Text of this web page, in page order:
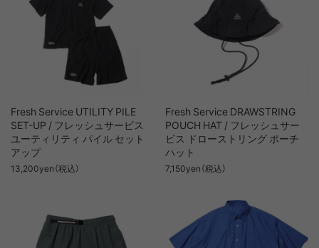
Fresh Service UTILITY PILE
SET-UP / フレッシュサービス
ユーティリティ パイル セット
アップ
13,200yen（税込）
Fresh Service DRAWSTRING
POUCH HAT / フレッシュサー
ビス ドローストリング ポーチ
ハット
7,150yen（税込）